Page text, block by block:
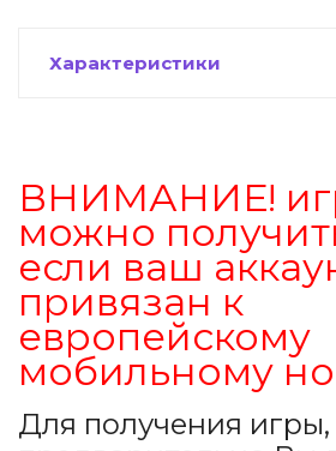
Характеристики
ВНИМАНИЕ!
можно
если ваш
привязан к
европейскому
мобильному
Для получения игры,